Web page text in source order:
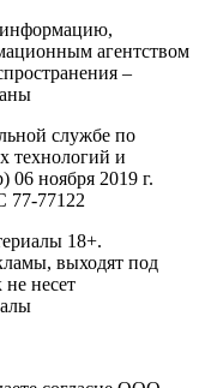
агентством
–
службе по
технологий и
06 ноября 2019 г.
77-77122
18+.
выходят под
несет